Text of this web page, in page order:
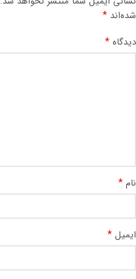
شده‌اند *
دیدگاه *
نام *
ایمیل *